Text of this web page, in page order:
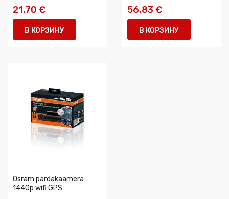
21,70 €
В КОРЗИНУ
56,83 €
В КОРЗИНУ
Osram pardakaamera
1440p wifi GPS